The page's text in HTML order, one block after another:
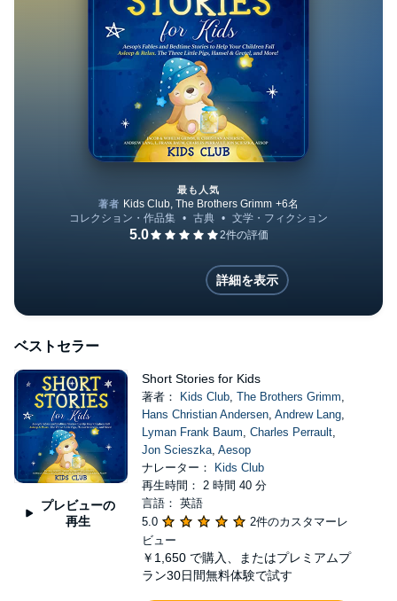
Short Stories for Kids
最も人気
詳細を表示
ベストセラー
プレビューの
再生
Short Stories for Kids
著者： Kids Club, The Brothers Grimm,
Hans Christian Andersen, Andrew Lang,
Lyman Frank Baum, Charles Perrault,
Jon Scieszka, Aesop
ナレーター：
Kids Club
再生時間： 2 時間 40 分
言語： 英語
5.0
2件のカスタマーレ
ビュー
￥1,650 で購入、またはプレミアムプ
ラン30日間無料体験で試す